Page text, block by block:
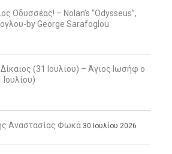
Οδυσσέας! – Nolan’s “Odysseus”,
by George Sarafoglou
(31 Ιουλίου) – Άγιος Ιωσήφ ο
Αναστασίας Φωκά 30 Ιουλίου 2026